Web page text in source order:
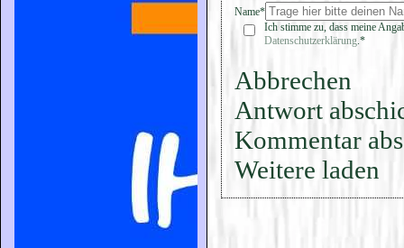
Name*
Ich stimme zu, dass meine
Datenschutzerklärung .*
Abbrechen
Antwort
Kommentar
Weitere laden